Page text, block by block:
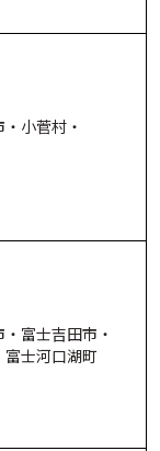
小菅村・
富士吉田市・
富士河口湖町